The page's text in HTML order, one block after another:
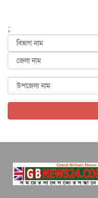
জুলাইয়ের
;